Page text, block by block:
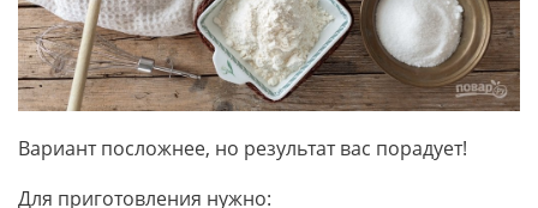
Вариант посложнее, но результат вас порадует!
Для приготовления нужно: